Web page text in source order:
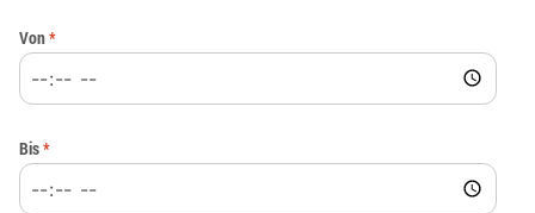
Von*
Bis*